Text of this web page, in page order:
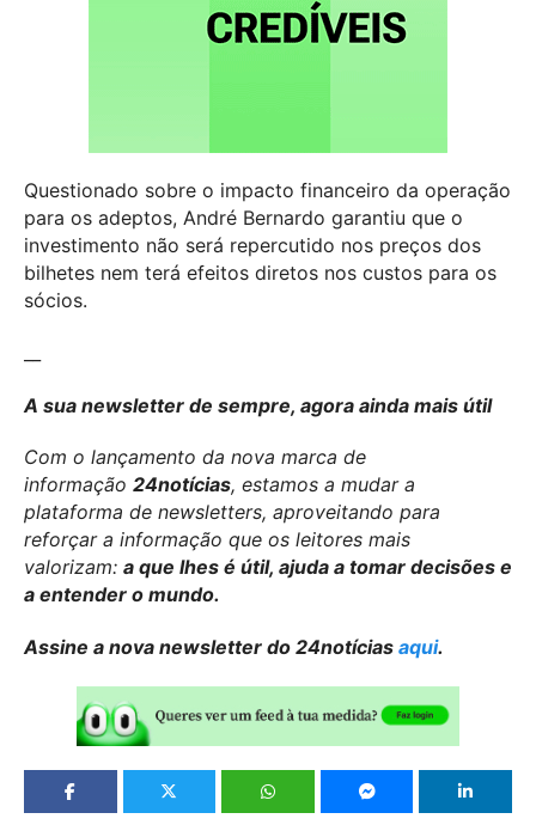
Questionado sobre o impacto financeiro da operação
para os adeptos, André Bernardo garantiu que o
investimento não será repercutido nos preços dos
bilhetes nem terá efeitos diretos nos custos para os
sócios.
A sua newsletter de sempre, agora ainda mais útil
Com o lançamento da nova marca de
informação 24notícias, estamos a mudar a
plataforma de newsletters, aproveitando para
reforçar a informação que os leitores mais
valorizam: a que lhes é útil, ajuda a tomar decisões e
a entender o mundo.
Assine a nova newsletter do 24notícias aqui.